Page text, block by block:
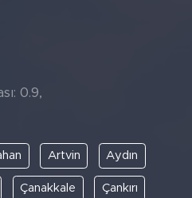
0.9,
Artvin Aydın
Çanakkale Çankırı